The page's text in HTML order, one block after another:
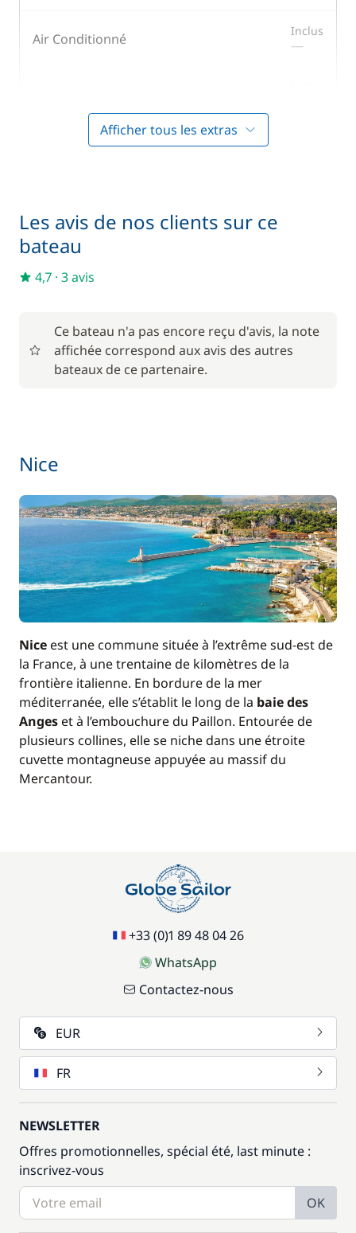
Air Conditionné Inclus
—
En option
/ semaine
Afficher tous les extras
Les avis de nos clients sur ce
bateau
4,7 · 3 avis
Ce bateau n'a pas encore reçu d'avis, la note
affichée correspond aux avis des autres
bateaux de ce partenaire.
Nice
Nice est une commune située à l’extrême sud-est de
la France, à une trentaine de kilomètres de la
frontière italienne. En bordure de la mer
méditerranée, elle s’établit le long de la baie des
Anges et à l’embouchure du Paillon. Entourée de
plusieurs collines, elle se niche dans une étroite
cuvette montagneuse appuyée au massif du
Mercantour.
+33 (0)1 89 48 04 26
WhatsApp
Contactez-nous
EUR
FR
NEWSLETTER
Offres promotionnelles, spécial été, last minute :
inscrivez-vous
OK